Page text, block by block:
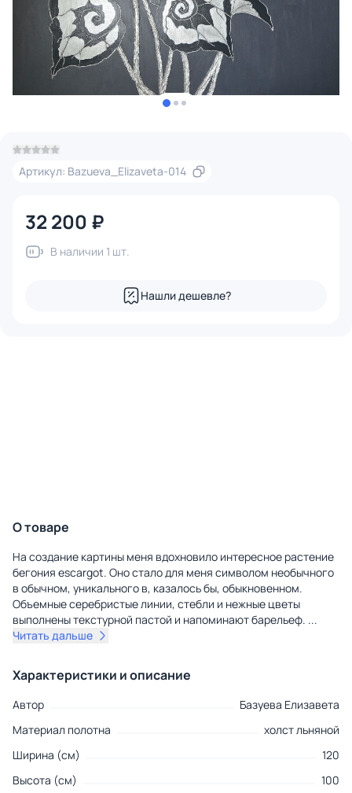
Артикул: Bazueva_Elizaveta-014
32 200 ₽
В наличии 1 шт.
Нашли дешевле?
О товаре
На создание картины меня вдохновило интересное растение
бегония escargot. Оно стало для меня символом необычного
в обычном, уникального в, казалось бы, обыкновенном.
Объемные серебристые линии, стебли и нежные цветы
выполнены текстурной пастой и напоминают барельеф. ...
Читать дальше
Характеристики и описание
Автор
Базуева Елизавета
Материал полотна
холст льняной
Ширина (см)
120
Высота (см)
100